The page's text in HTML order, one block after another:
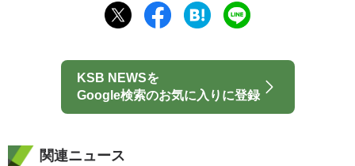
KSB NEWSを
Google検索のお気に入りに登録
関連ニュース